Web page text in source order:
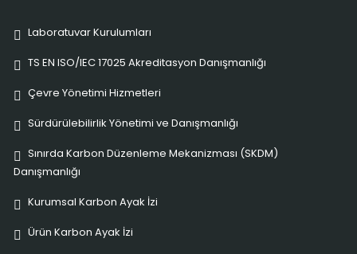
Laboratuvar Kurulumları
TS EN ISO/IEC 17025 Akreditasyon Danışmanlığı
Çevre Yönetimi Hizmetleri
Sürdürülebilirlik Yönetimi ve Danışmanlığı
Sınırda Karbon Düzenleme Mekanizması (SKDM)
Danışmanlığı
Kurumsal Karbon Ayak İzi
Ürün Karbon Ayak İzi